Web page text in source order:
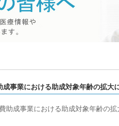
事業における助成対象年齢の拡大
助成事業における助成対象年齢の拡